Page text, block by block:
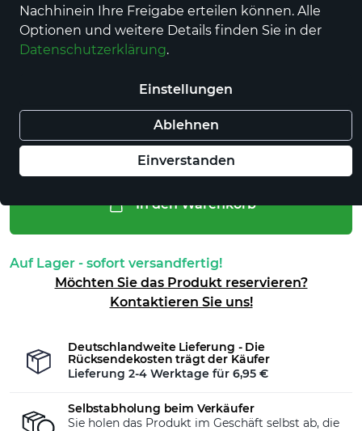
Nachhinein Ihre Freigabe erteilen können. Alle
Optionen und weitere Details finden Sie in der
Datenschutzerklärung.
Einstellungen
Ablehnen
Einverstanden
Farbe
Nur noch weniger als 3 Artikel im Geschäft
In den Warenkorb
Auf Lager - sofort versandfertig!
Möchten Sie das Produkt reservieren?
Kontaktieren Sie uns!
Deutschlandweite Lieferung - Die
Rücksendekosten trägt der Käufer
Lieferung 2-4 Werktage für 6,95 €
Selbstabholung beim Verkäufer
Sie holen das Produkt im Geschäft selbst ab, die